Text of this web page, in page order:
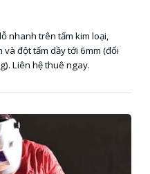
nhanh trên tấm kim loại,
đột tấm dầy tới 6mm (đối
Liên hệ thuê ngay.